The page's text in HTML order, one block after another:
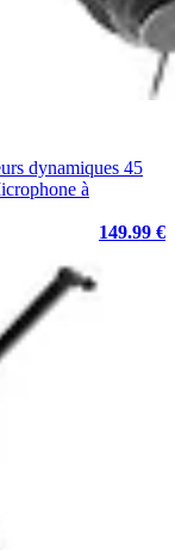
dynamiques 45
à
149.99 €